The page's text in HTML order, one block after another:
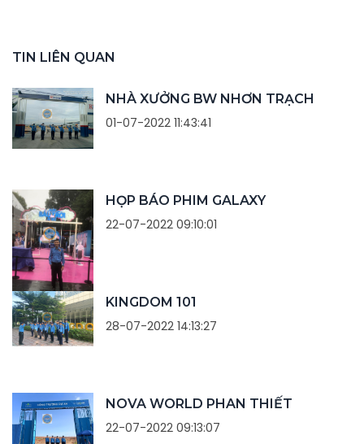
TIN LIÊN QUAN
NHÀ XƯỞNG BW NHƠN TRẠCH
01-07-2022 11:43:41
HỌP BÁO PHIM GALAXY
22-07-2022 09:10:01
KINGDOM 101
28-07-2022 14:13:27
NOVA WORLD PHAN THIẾT
22-07-2022 09:13:07